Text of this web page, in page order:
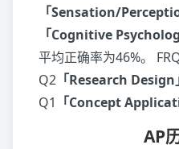
「Sensation/
「Cognitive
平均正确率为46%。
Q2 「Research Design
Q1 「Concept
AP